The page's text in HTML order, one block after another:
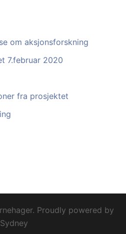
om aksjonsforskning
7.februar 2020
fra prosjektet
Proudly powered by
Sydney